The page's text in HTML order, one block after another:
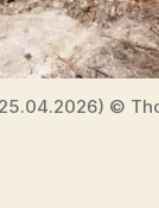
©